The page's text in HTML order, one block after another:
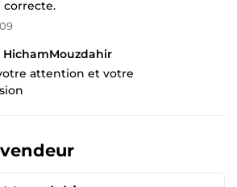
correcte.
HichamMouzdahir
attention et votre